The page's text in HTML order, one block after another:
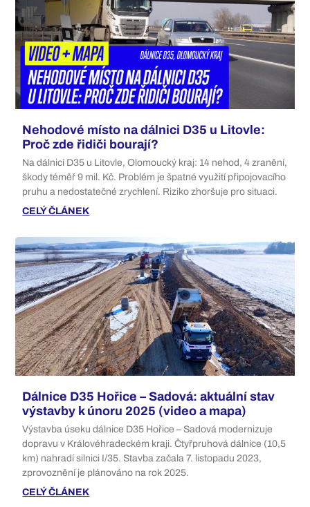
Nehodové místo na dálnici D35 u Litovle:
Proč zde řidiči bourají?
Na dálnici D35 u Litovle, Olomoucký kraj: 14 nehod, 4 zranění,
škody téměř 9 mil. Kč. Problém je špatné využití připojovacího
pruhu a nedostatečné zrychlení. Riziko zhoršuje pro situaci.
CELÝ ČLÁNEK
Dálnice D35 Hořice – Sadová: aktuální stav
výstavby k únoru 2025 (video a mapa)
Výstavba úseku dálnice D35 Hořice – Sadová modernizuje
dopravu v Královéhradeckém kraji. Čtyřpruhová dálnice (10,5
km) nahradí silnici I/35. Stavba začala 7. listopadu 2023,
zprovoznění je plánováno na rok 2025.
CELÝ ČLÁNEK